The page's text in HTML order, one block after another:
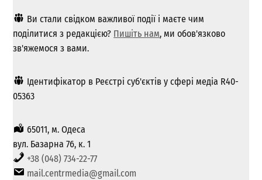
Ви стали свідком важливої ​​події і маєте чим
поділитися з редакцією? Пишіть нам, ми обов'язково
зв'яжемося з вами.
Ідентифікатор в Реєстрі суб'єктів у сфері медіа R40-
05363
65011, м. Одеса
вул. Базарна 76, к. 1
+38 (048) 734-22-77
mail.centrmedia@gmail.com